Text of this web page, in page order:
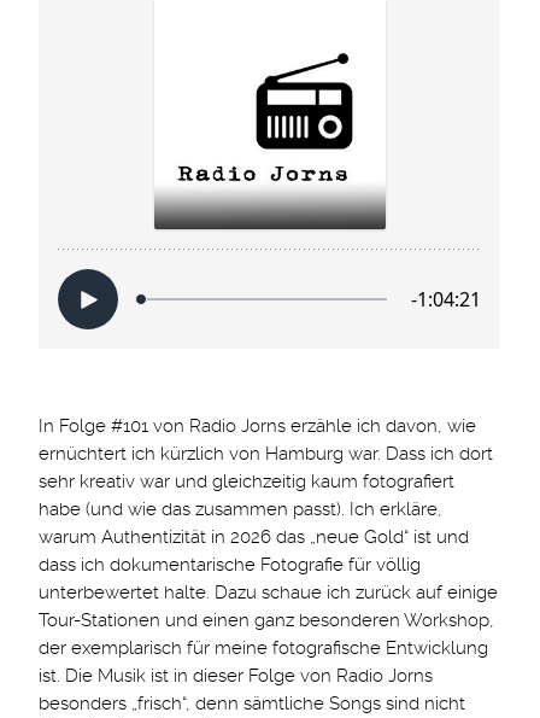
In Folge #101 von Radio Jorns erzähle ich davon, wie
ernüchtert ich kürzlich von Hamburg war. Dass ich dort
sehr kreativ war und gleichzeitig kaum fotografiert
habe (und wie das zusammen passt). Ich erkläre,
warum Authentizität in 2026 das „neue Gold“ ist und
dass ich dokumentarische Fotografie für völlig
unterbewertet halte. Dazu schaue ich zurück auf einige
Tour-Stationen und einen ganz besonderen Workshop,
der exemplarisch für meine fotografische Entwicklung
ist. Die Musik ist in dieser Folge von Radio Jorns
besonders „frisch“, denn sämtliche Songs sind nicht